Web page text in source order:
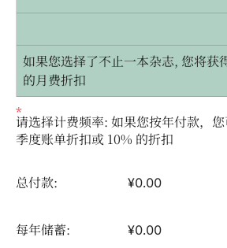
如果您选择了不止一本杂志, 您将获
的月费折扣
请选择计费频率: 如果您按年付款，
季度账单折扣或 10% 的折扣
总付款: ¥0.00
每年储蓄: ¥0.00